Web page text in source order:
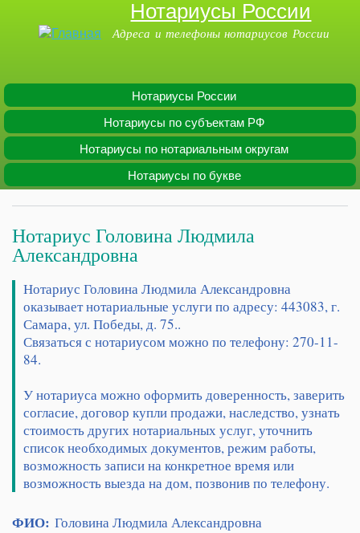
Перейти к
основному
Нотариусы России
Адреса и телефоны нотариусов России
Main menu
Нотариусы России
Нотариусы по субъектам РФ
Нотариусы по нотариальным округам
Нотариусы по букве
Нотариус Головина Людмила
Александровна
Нотариус Головина Людмила Александровна
оказывает нотариальные услуги по адресу: 443083, г.
Самара, ул. Победы, д. 75..
Связаться с нотариусом можно по телефону: 270-11-
84.
У нотариуса можно оформить доверенность, заверить
согласие, договор купли продажи, наследство, узнать
стоимость других нотариальных услуг, уточнить
список необходимых документов, режим работы,
возможность записи на конкретное время или
возможность выезда на дом, позвонив по телефону.
ФИО: Головина Людмила Александровна